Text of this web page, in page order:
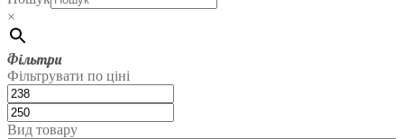
×
Фільтри
Фільтрувати по ціні
Вид товару